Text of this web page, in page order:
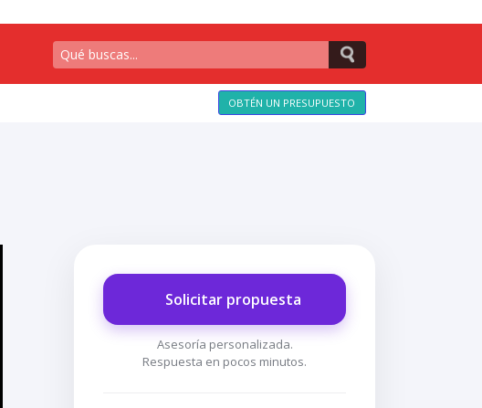
OBTÉN UN PRESUPUESTO
Solicitar propuesta
Asesoría personalizada.
Respuesta en pocos minutos.